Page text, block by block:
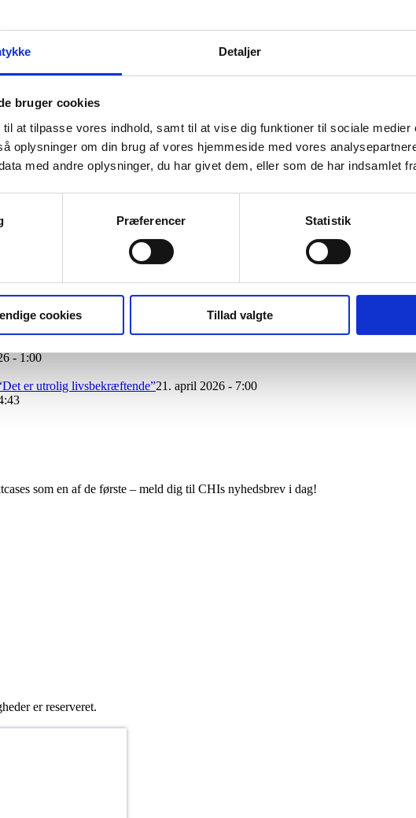
Detaljer
bruger cookies
at tilpasse vores indhold, samt til at vise dig funktioner til sociale medier
oplysninger om din brug af vores hjemmeside med vores
med andre oplysninger, du har givet dem, eller som de har indsamlet
Præferencer Statistik
cookies Tillad valgte
og læring om sundhed
kompetenceudvikling og læring om sundhed. Til dette tema havde vi
i fremtiden.
2018/05/IMG_1101_cames_thumb.jpg 240 376 CHI https://
som en af de første – meld dig til CHIs nyhedsbrev i dag!
- 1:00
er utrolig livsbekræftende”21. april 2026 - 7:00
som en af de første – meld dig til CHIs nyhedsbrev i dag!
er reserveret.